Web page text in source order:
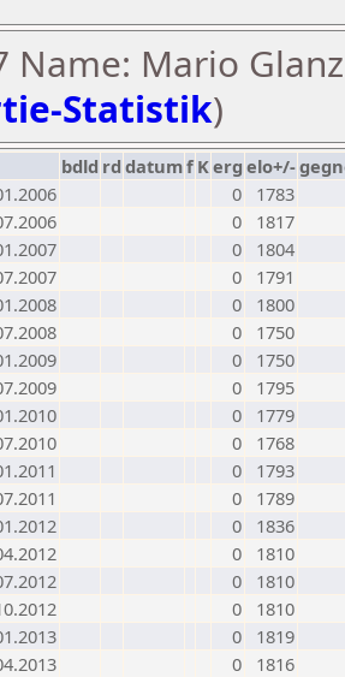
Name: Mario
Statistik)
bdld rd datumf Kerg elo+/-
0
1783
0
1817
0
1804
0
1791
0
1800
0
1750
0
1750
0
1795
0
1779
0
1768
0
1793
0
1789
0
1836
0
1810
0
1810
0
1810
0
1819
0
1816